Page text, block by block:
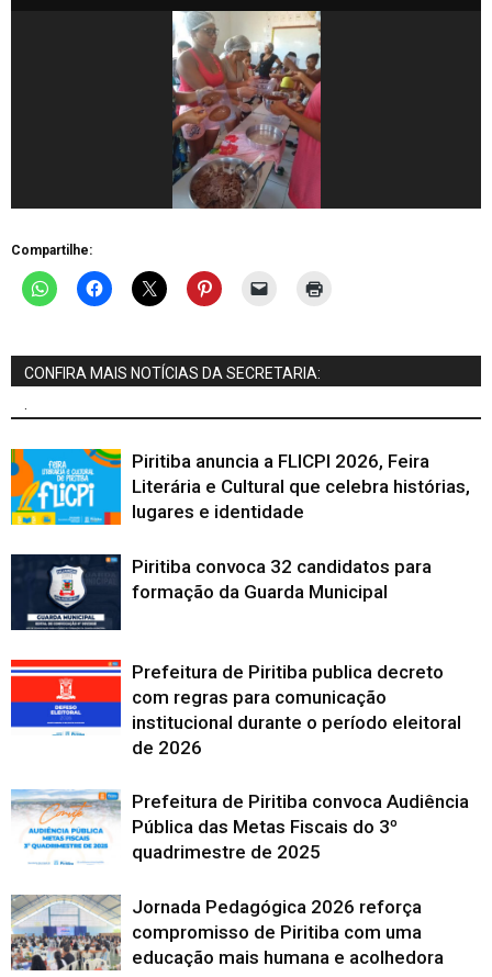
Compartilhe:
CONFIRA MAIS NOTÍCIAS DA SECRETARIA:
Piritiba anuncia a FLICPI 2026, Feira
Literária e Cultural que celebra histórias,
lugares e identidade
Piritiba convoca 32 candidatos para
formação da Guarda Municipal
Prefeitura de Piritiba publica decreto
com regras para comunicação
institucional durante o período eleitoral
de 2026
Prefeitura de Piritiba convoca Audiência
Pública das Metas Fiscais do 3º
quadrimestre de 2025
Jornada Pedagógica 2026 reforça
compromisso de Piritiba com uma
educação mais humana e acolhedora